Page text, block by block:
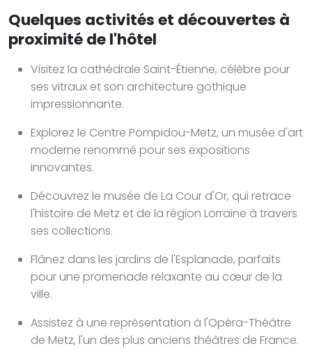
Quelques activités et découvertes à
proximité de l'hôtel
Visitez la cathédrale Saint-Étienne, célèbre pour
ses vitraux et son architecture gothique
impressionnante.
Explorez le Centre Pompidou-Metz, un musée d'art
moderne renommé pour ses expositions
innovantes.
Découvrez le musée de La Cour d'Or, qui retrace
l'histoire de Metz et de la région Lorraine à travers
ses collections.
Flânez dans les jardins de l'Esplanade, parfaits
pour une promenade relaxante au cœur de la
ville.
Assistez à une représentation à l'Opéra-Théâtre
de Metz, l'un des plus anciens théâtres de France.